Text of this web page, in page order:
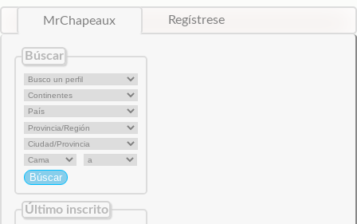
MrChapeaux Regístrese
Búscar
Último inscrito